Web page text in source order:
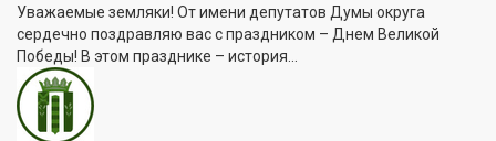
Уважаемые земляки! От имени депутатов Думы округа
сердечно поздравляю вас с праздником – Днем Великой
Победы! В этом празднике – история...